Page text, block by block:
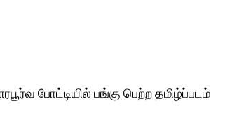
போட்டியில் பங்கு பெற்ற தமிழ்ப்படம்